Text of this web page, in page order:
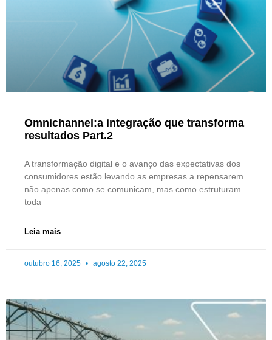
Omnichannel:a integração que transforma
resultados Part.2
A transformação digital e o avanço das expectativas dos
consumidores estão levando as empresas a repensarem
não apenas como se comunicam, mas como estruturam
toda
Leia mais
outubro 16, 2025 agosto 22, 2025